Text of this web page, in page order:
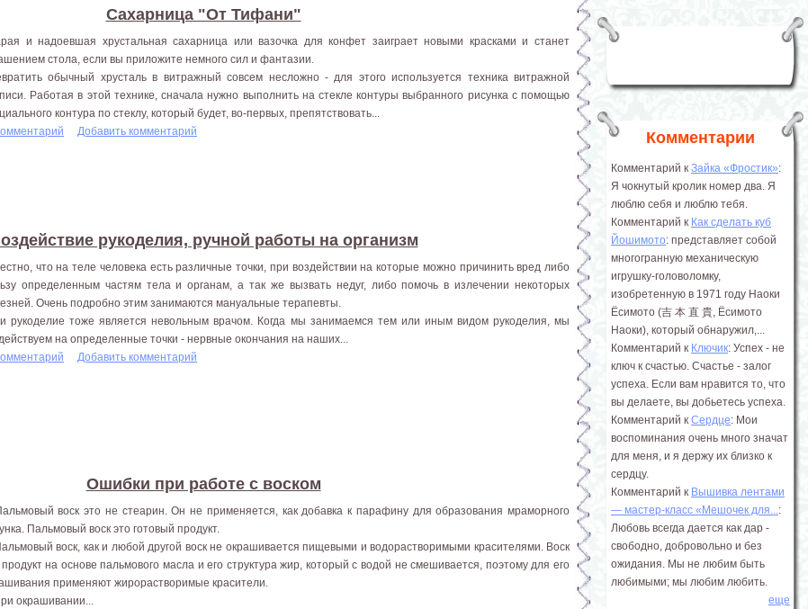
Сахарница "От Тифани"
и надоевшая хрустальная сахарница или вазочка для конфет заиграет новыми красками и станет
стола, если вы приложите немного сил и фантазии.
обычный хрусталь в витражный совсем несложно - для этого используется техника витражной
Работая в этой технике, сначала нужно выполнить на стекле контуры выбранного рисунка с помощью
контура по стеклу, который будет, во-первых, препятствовать...
Добавить комментарий
рукоделия, ручной работы на организм
что на теле человека есть различные точки, при воздействии на которые можно причинить вред либо
определенным частям тела и органам, а так же вызвать недуг, либо помочь в излечении некоторых
Очень подробно этим занимаются мануальные терапевты.
рукоделие тоже является невольным врачом. Когда мы занимаемся тем или иным видом рукоделия, мы
на определенные точки - нервные окончания на наших...
Добавить комментарий
Ошибки при работе с воском
воск это не стеарин. Он не применяется, как добавка к парафину для образования мраморного
Пальмовый воск это готовый продукт.
воск, как и любой другой воск не окрашивается пищевыми и водорастворимыми красителями. Воск
продукт на основе пальмового масла и его структура жир, который с водой не смешивается, поэтому для его
применяют жирорастворимые красители.
окрашивании...
Комментарии
Комментарий к Зайка «Фростик»:
Я чокнутый кролик номер два. Я
люблю себя и люблю тебя.
Комментарий к Как сделать куб
Йошимото: представляет собой
многогранную механическую
игрушку-головоломку,
изобретенную в 1971 году Наоки
Ёсимото (吉 本 直 貴, Ёсимото
Наоки), который обнаружил,...
Комментарий к Ключик: Успех - не
ключ к счастью. Счастье - залог
успеха. Если вам нравится то, что
вы делаете, вы добьетесь успеха.
Комментарий к Сердце: Мои
воспоминания очень много значат
для меня, и я держу их близко к
сердцу.
Комментарий к Вышивка лентами
― мастер-класс «Мешочек для...:
Любовь всегда дается как дар -
свободно, добровольно и без
ожидания. Мы не любим быть
любимыми; мы любим любить.
еще